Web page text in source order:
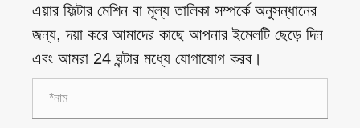
এয়ার ফিল্টার মেশিন বা মূল্য তালিকা সম্পর্কে অনুসন্ধানের
জন্য, দয়া করে আমাদের কাছে আপনার ইমেলটি ছেড়ে দিন
এবং আমরা 24 ঘন্টার মধ্যে যোগাযোগ করব।